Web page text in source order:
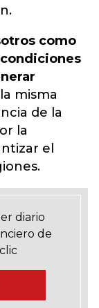
como
misma
de la
la
el
diario
de